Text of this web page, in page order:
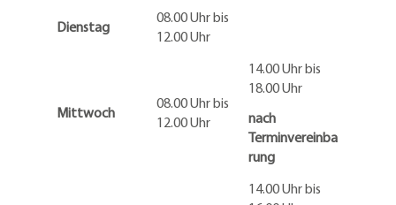
Dienstag
08.00 Uhr bis
12.00 Uhr
Mittwoch
08.00 Uhr bis
12.00 Uhr
14.00 Uhr bis
18.00 Uhr
nach
Terminvereinba
rung
14.00 Uhr bis